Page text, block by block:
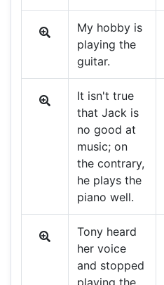
My hobby is
playing the
guitar.
It isn't true
that Jack is
no good at
music; on
the contrary,
he plays the
piano well.
Tony heard
her voice
and stopped